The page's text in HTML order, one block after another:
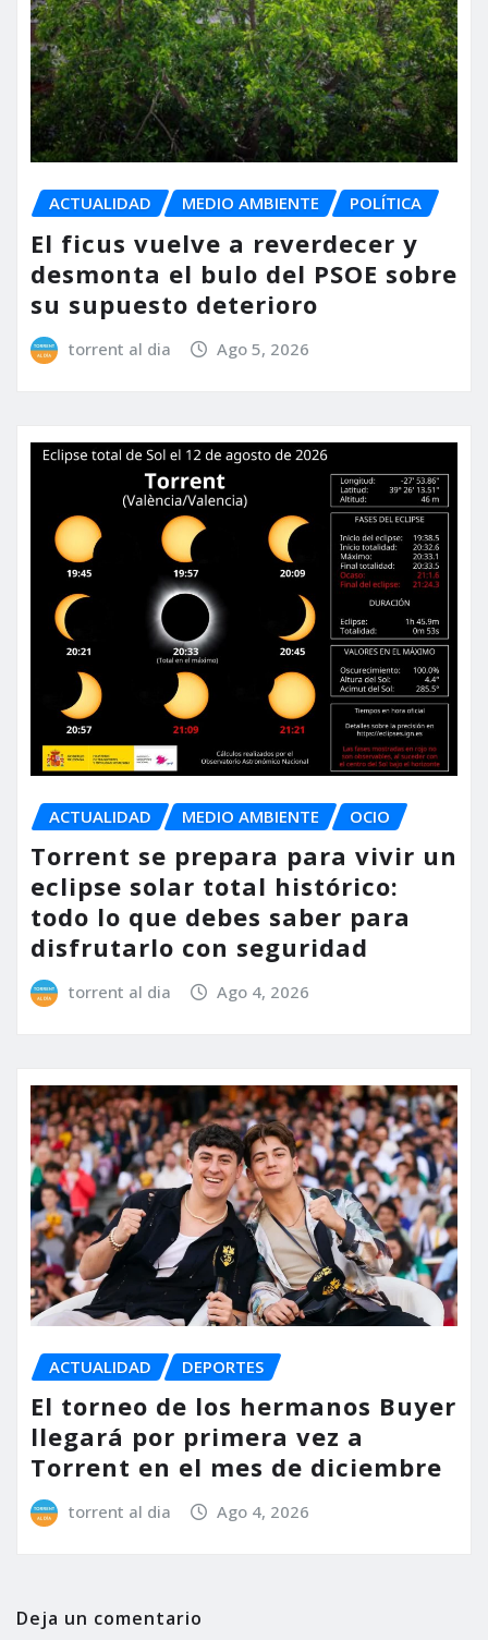
ACTUALIDAD MEDIO AMBIENTE POLÍTICA
El ficus vuelve a reverdecer y
desmonta el bulo del PSOE sobre
su supuesto deterioro
torrent al dia Ago 5, 2026
ACTUALIDAD MEDIO AMBIENTE OCIO
Torrent se prepara para vivir un
eclipse solar total histórico:
todo lo que debes saber para
disfrutarlo con seguridad
torrent al dia Ago 4, 2026
ACTUALIDAD DEPORTES
El torneo de los hermanos Buyer
llegará por primera vez a
Torrent en el mes de diciembre
torrent al dia Ago 4, 2026
Deja un comentario